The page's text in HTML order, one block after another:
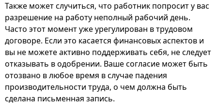
Также может случиться, что работник попросит у вас
разрешение на работу неполный рабочий день.
Часто этот момент уже урегулирован в трудовом
договоре. Если это касается финансовых аспектов и
вы не можете активно поддерживать себя, не следует
отказывать в одобрении. Ваше согласие может быть
отозвано в любое время в случае падения
производительности труда, о чем должна быть
сделана письменная запись.